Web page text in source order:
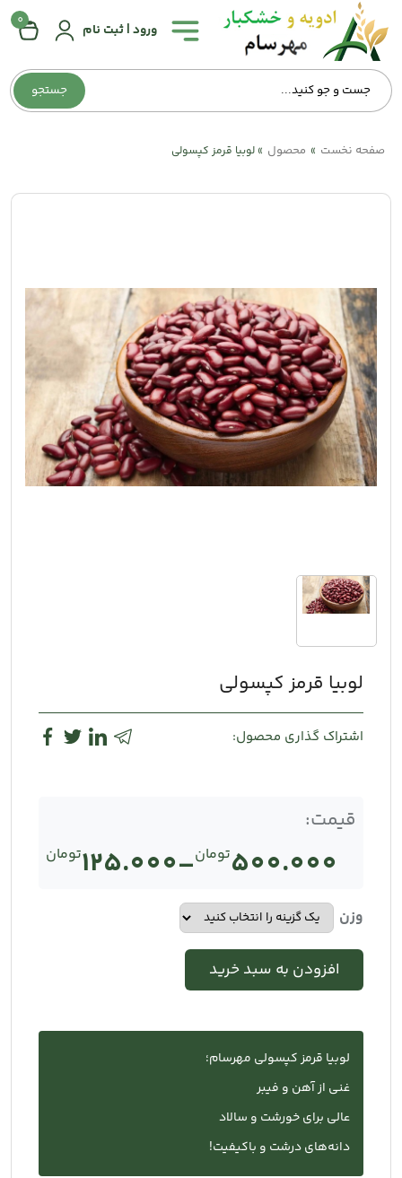
جستجو
ورود | ثبت نام
0
همه
دسته‌بندی‌ها
صفحه
اصلی
وبلاگ
حساب
کاربری
صفحه نخست » محصول » لوبیا قرمز کپسولی
لوبیا قرمز کپسولی
اشتراک گذاری محصول:
قیمت:
تومان500.000
– تومان125.000
وزن
افزودن به سبد خرید
لوبیا قرمز کپسولی مهرسام؛
غنی از آهن و فیبر
عالی برای خورشت و سالاد
دانه‌های درشت و باکیفیت!